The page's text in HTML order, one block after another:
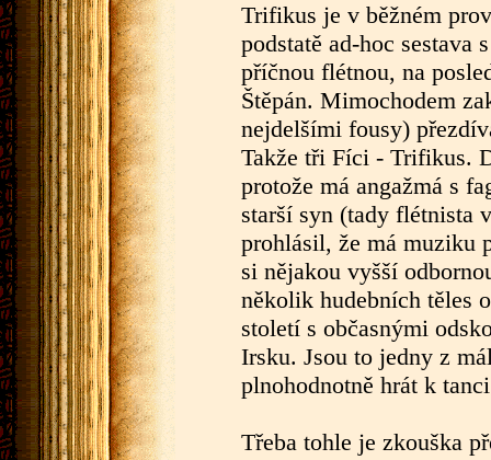
Trifikus je v běžném
podstatě ad-hoc sestava
příčnou flétnou, na
Štěpán. Mimochodem
nejdelšími fousy)
Takže tři Fíci - Trifikus.
protože má angažmá s
starší syn (tady flétnista
prohlásil, že má muziku
si nějakou vyšší
několik hudebních těles
století s občasnými
Irsku. Jsou to jedny z
plnohodnotně hrát k
Třeba tohle je zkouška